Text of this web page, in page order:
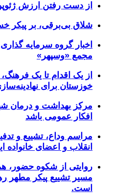
از دست رفتن ارزش
شلاق‌ بی‌برقی، بر پیکر
مجمع «وسپهر»
از یک اقدام تا یک فرهنگ،
خوزستان برای
مرکز بهداشت و درمان
افکار عمومی باشد
مراسم وداع، تشییع و
انقلاب و اعضای خانواده
روایتی از شکوه حضور،
مسیر تشییع پیکر مطهر
است.